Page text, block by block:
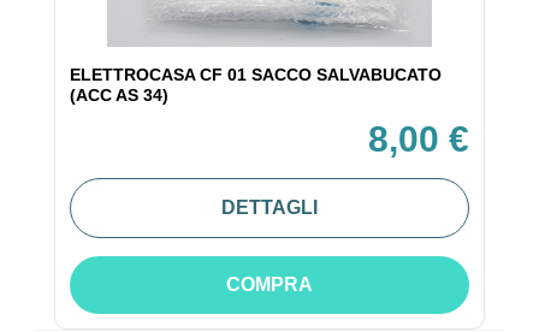
ELETTROCASA CF 01 SACCO SALVABUCATO
(ACC AS 34)
8,00 €
DETTAGLI
COMPRA